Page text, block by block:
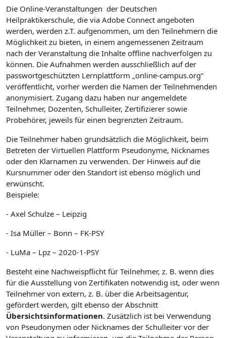
Die Online-Veranstaltungen der Deutschen
Heilpraktikerschule, die via Adobe Connect angeboten
werden, werden z.T. aufgenommen, um den Teilnehmern die
Möglichkeit zu bieten, in einem angemessenen Zeitraum
nach der Veranstaltung die Inhalte offline nachverfolgen zu
können. Die Aufnahmen werden ausschließlich auf der
passwortgeschützten Lernplattform „online-campus.org“
veröffentlicht, vorher werden die Namen der Teilnehmenden
anonymisiert. Zugang dazu haben nur angemeldete
Teilnehmer, Dozenten, Schulleiter, Zertifizierer sowie
Probehörer, jeweils für einen begrenzten Zeitraum.
Die Teilnehmer haben grundsätzlich die Möglichkeit, beim
Betreten der Virtuellen Plattform Pseudonyme, Nicknames
oder den Klarnamen zu verwenden. Der Hinweis auf die
Kursnummer oder den Standort ist ebenso möglich und
erwünscht.
Beispiele:
- Axel Schulze – Leipzig
- Isa Müller – Bonn – FK-PSY
- LuMa – Lpz – 2020-1-PSY
Besteht eine Nachweispflicht für Teilnehmer, z. B. wenn dies
für die Ausstellung von Zertifikaten notwendig ist, oder wenn
Teilnehmer von extern, z. B. über die Arbeitsagentur,
gefördert werden, gilt ebenso der Abschnitt
Übersichtsinformationen. Zusätzlich ist bei Verwendung
von Pseudonymen oder Nicknames der Schulleiter vor der